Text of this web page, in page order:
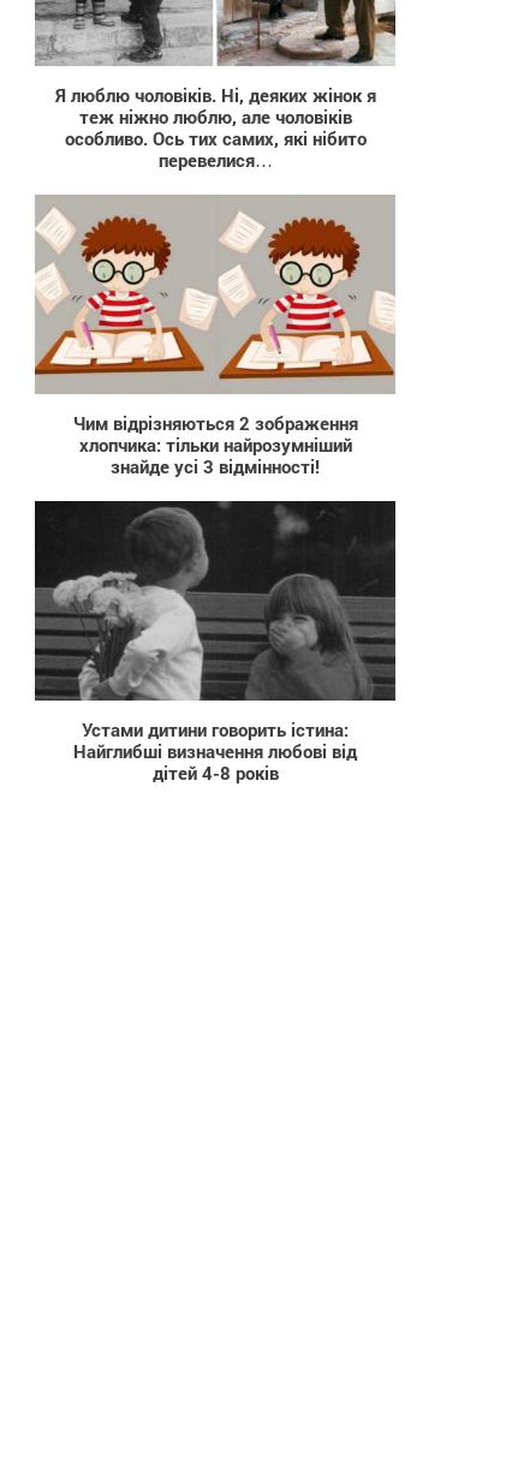
8 790
Я люблю чоловіків. Ні, деяких жінок я
теж ніжно люблю, але чоловіків
особливо. Ось тих самих, які нібито
перевелися…
515
Чим відрізняються 2 зображення
хлопчика: тільки найрозумніший
знайде усі 3 відмінності!
662
Устами дитини говорить істина:
Найглибші визначення любові від
дітей 4-8 років